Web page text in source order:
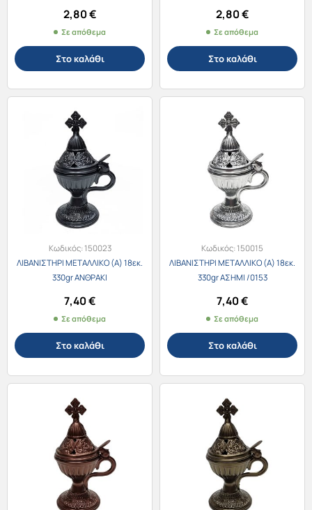
2,80€
Σε απόθεμα
Στο καλάθι
2,80€
Σε απόθεμα
Στο καλάθι
Κωδικός:150023
ΛΙΒΑΝΙΣΤΗΡΙ ΜΕΤΑΛΛΙΚΟ (Α) 18εκ.
330gr ΑΝΘΡΑΚΙ
7,40€
Σε απόθεμα
Στο καλάθι
Κωδικός:150015
ΛΙΒΑΝΙΣΤΗΡΙ ΜΕΤΑΛΛΙΚΟ (Α) 18εκ.
330gr ΑΣΗΜΙ /0153
7,40€
Σε απόθεμα
Στο καλάθι